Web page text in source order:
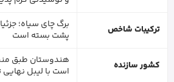
ترکیبات شاخص
برگ چای سیاه؛
پشت بسته است
کشور سازنده
هندوستان طبق
است با لیبل